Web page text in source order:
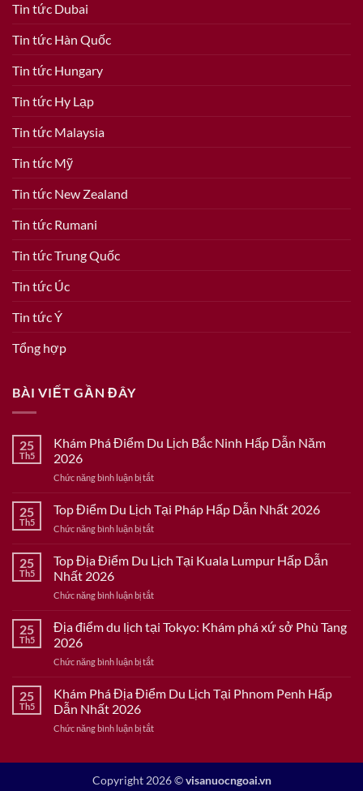
Tin tức Dubai
Tin tức Hàn Quốc
Tin tức Hungary
Tin tức Hy Lạp
Tin tức Malaysia
Tin tức Mỹ
Tin tức New Zealand
Tin tức Rumani
Tin tức Trung Quốc
Tin tức Úc
Tin tức Ý
Tổng hợp
BÀI VIẾT GẦN ĐÂY
25
Th5
Khám Phá Điểm Du Lịch Bắc Ninh Hấp Dẫn Năm
2026
Chức năng bình luận bị tắtở
Phá
Điểm
Du
Bắc
Dẫn
2026
25
Th5
Top Điểm Du Lịch Tại Pháp Hấp Dẫn Nhất 2026
Chức năng bình luận bị tắtở
Điểm
Du
Tại
Hấp
2026
25
Th5
Top Địa Điểm Du Lịch Tại Kuala Lumpur Hấp Dẫn
Nhất 2026
Chức năng bình luận bị tắtở
Địa
Điểm
Lịch
Kuala
Dẫn
25
Th5
Địa điểm du lịch tại Tokyo: Khám phá xứ sở Phù Tang
2026
Chức năng bình luận bị tắtở
điểm
du
tại
xứ
25
Th5
Khám Phá Địa Điểm Du Lịch Tại Phnom Penh Hấp
Dẫn Nhất 2026
Chức năng bình luận bị tắtở
Điểm
Copyright 2026 ©visanuocngoai.vn